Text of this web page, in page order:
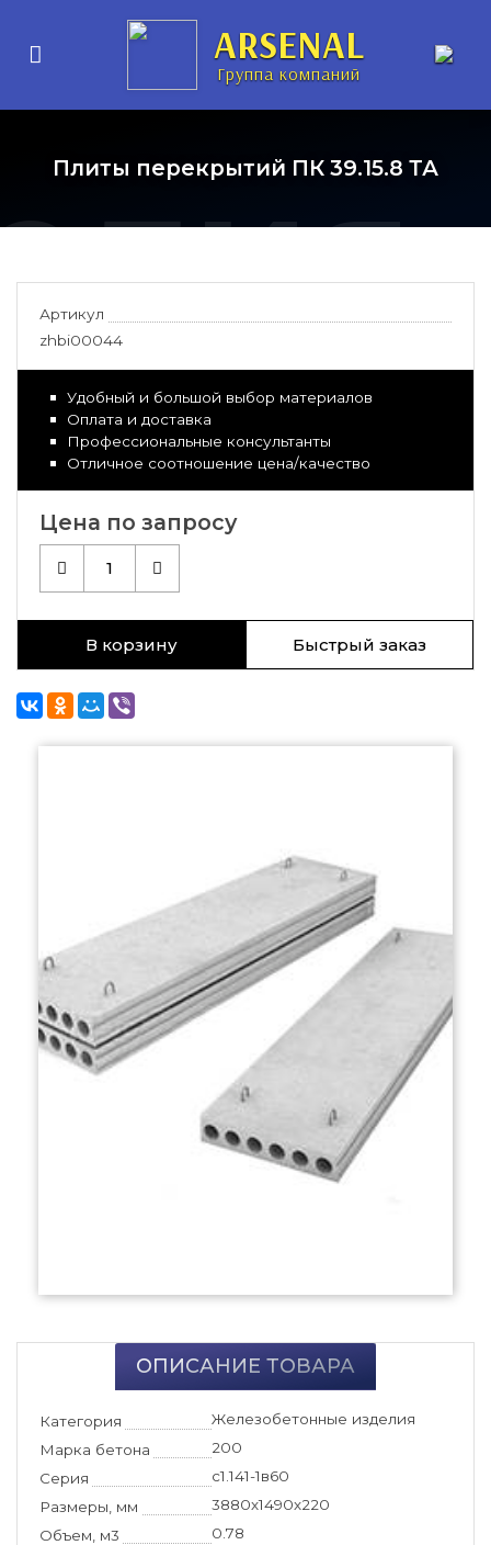
ARSENAL
Группа компаний
Плиты перекрытий ПК 39.15.8 ТА
Артикул
zhbi00044
Удобный и большой выбор материалов
Оплата и доставка
Профессиональные консультанты
Отличное соотношение цена/качество
Цена по запросу
1
В корзину Быстрый заказ
ОПИСАНИЕ ТОВАРА
Категория
Железобетонные изделия
Марка бетона
200
Серия
с1.141-1в60
Размеры, мм
3880х1490х220
Объем, м3
0.78